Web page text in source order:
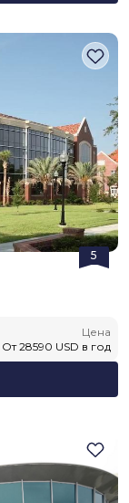
5
Цена
От 28590 USD в год